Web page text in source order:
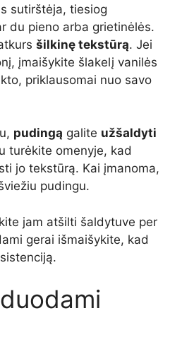
sutirštėja, tiesiog
du pieno arba grietinėlės.
šilkinę tekstūrą. Jei
įmaišykite šlakelį vanilės
priklausomai nuo savo
pudingą galite užšaldyti
turėkite omenyje, kad
jo tekstūrą. Kai įmanoma,
pudingu.
jam atšilti šaldytuve per
gerai išmaišykite, kad